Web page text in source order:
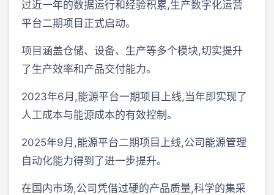
过近一年的数据运行和经验积累,生产数字化运营
平台二期项目正式启动。
项目涵盖仓储、设备、生产等多个模块,切实提升
了生产效率和产品交付能力。
2023年6月,能源平台一期项目上线,当年即实现了
人工成本与能源成本的有效控制。
2025年9月,能源平台二期项目上线,公司能源管理
自动化能力得到了进一步提升。
在国内市场,公司凭借过硬的产品质量,科学的集采